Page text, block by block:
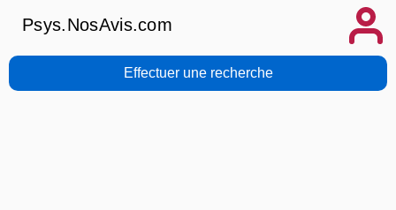
Psys.NosAvis.com
Effectuer une recherche